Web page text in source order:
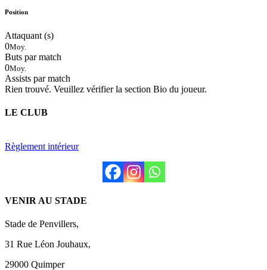
Position
Attaquant (s)
0Moy.
Buts par match
0Moy.
Assists par match
Rien trouvé. Veuillez vérifier la section Bio du joueur.
LE CLUB
Règlement intérieur
VENIR AU STADE
Stade de Penvillers,
31 Rue Léon Jouhaux,
29000 Quimper